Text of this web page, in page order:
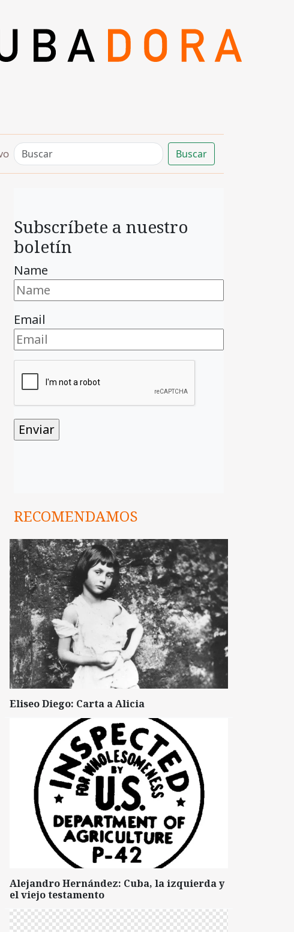
Buscar
Subscríbete a nuestro
boletín
Name
Email
RECOMENDAMOS
Eliseo Diego: Carta a Alicia
Alejandro Hernández: Cuba, la izquierda y
el viejo testamento